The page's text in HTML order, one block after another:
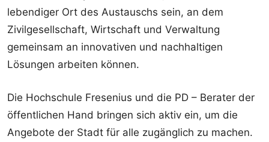
lebendiger Ort des Austauschs sein, an dem
Zivilgesellschaft, Wirtschaft und Verwaltung
gemeinsam an innovativen und nachhaltigen
Lösungen arbeiten können.
Die Hochschule Fresenius und die PD – Berater der
öffentlichen Hand bringen sich aktiv ein, um die
Angebote der Stadt für alle zugänglich zu machen.